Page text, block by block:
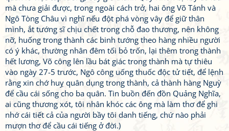
mà chưa giải được, trong ngoài cách trở, hai ông Võ Tánh và
Ngô Tòng Châu vì nghĩ nếu đột phá vòng vây để giữ thân
mình, ắt tướng sĩ chịu chết trong chỗ đao thương, nên không
nỡ, huống trong thành các binh tướng theo hàng nhiều người
có ý khác, thường nhân đêm tối bỏ trốn, lại thêm trong thành
hết lương, Võ công lên lầu bát giác trong thành mà tự thiêu
vào ngày 27-5 trước, Ngô công uống thuốc độc tử tiết, để lệnh
rằng xin chớ huỵ quân dụng trong thành, cả thành hàng Nguỳ
để cầu cái sống cho ba quân. Tin buồn đến đồn Quảng Nghĩa,
ai cũng thương xót, tôi nhân khóc các ông mà làm thơ để ghi
nhớ cái tiết cả của người bầy tôi danh tiếng, chứ nào phải
mượn thơ để cầu cái tiếng ở đời.)